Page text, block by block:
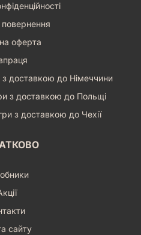
оферта
з доставкою до Німеччини
з доставкою до Польщі
з доставкою до Чехії
сайту